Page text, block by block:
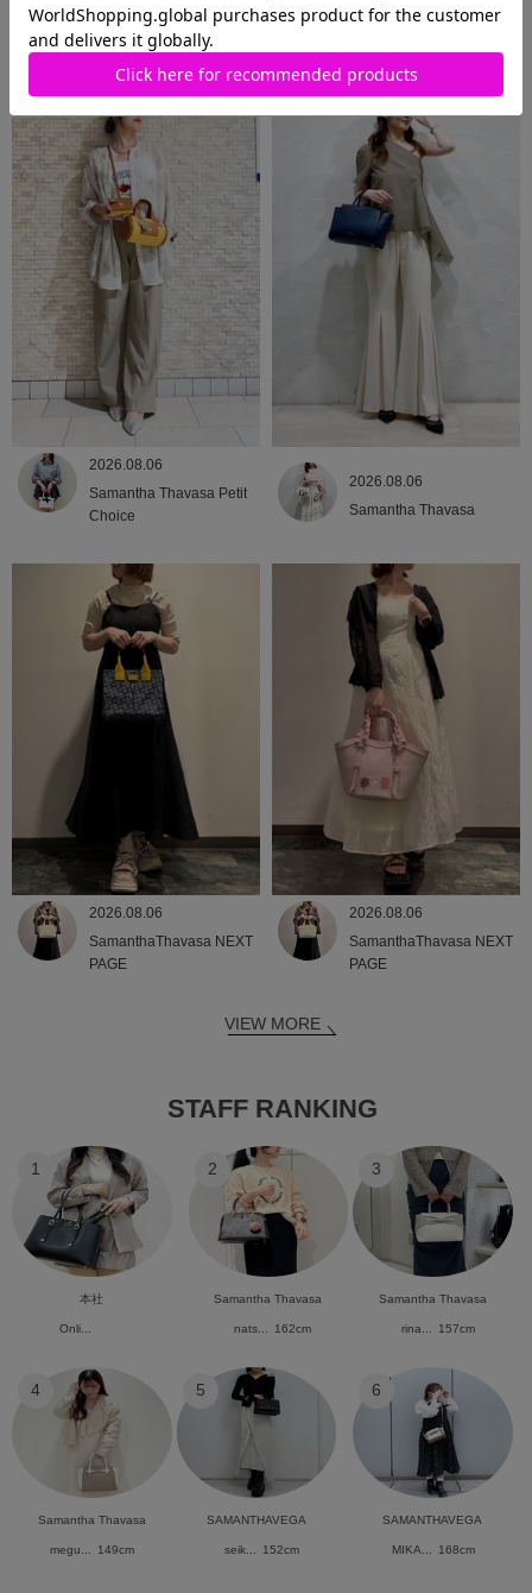
2026.08.06
Samantha Thavasa
Samantha Thavasa
2026.08.06
Samantha Thavasa Petit
Choice
2026.08.06
Samantha Thavasa
2026.08.06
SamanthaThavasa NEXT
PAGE
2026.08.06
SamanthaThavasa NEXT
PAGE
VIEW MORE
STAFF RANKING
1
本社
Onli...
2
Samantha Thavasa
nats... 162cm
3
Samantha Thavasa
rina... 157cm
4
Samantha Thavasa
megu... 149cm
5
SAMANTHAVEGA
seik... 152cm
6
SAMANTHAVEGA
MIKA... 168cm